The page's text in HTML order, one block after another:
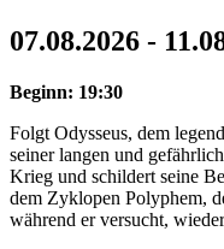
07.08.2026 -
Beginn: 19:30
Folgt Odysseus, dem
seiner langen und
Krieg und schildert seine
dem Zyklopen Polyphem,
während er versucht,